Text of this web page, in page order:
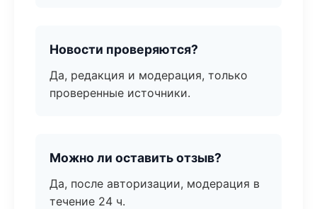
Новости проверяются?
Да, редакция и модерация, только
проверенные источники.
Можно ли оставить отзыв?
Да, после авторизации, модерация в
течение 24 ч.